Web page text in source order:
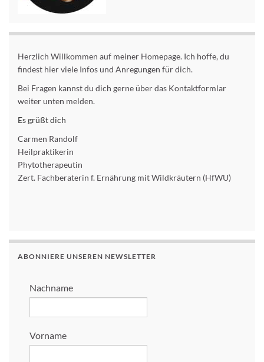
Herzlich Willkommen auf meiner Homepage. Ich hoffe, du
findest hier viele Infos und Anregungen für dich.
Bei Fragen kannst du dich gerne über das Kontaktformlar
weiter unten melden.
Es grüßt dich
Carmen Randolf
Heilpraktikerin
Phytotherapeutin
Zert. Fachberaterin f. Ernährung mit Wildkräutern (HfWU)
ABONNIERE UNSEREN NEWSLETTER
Nachname
Vorname